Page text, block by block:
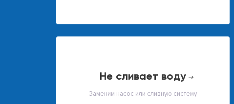
не сливает воду
Заменим насос или сливную систему